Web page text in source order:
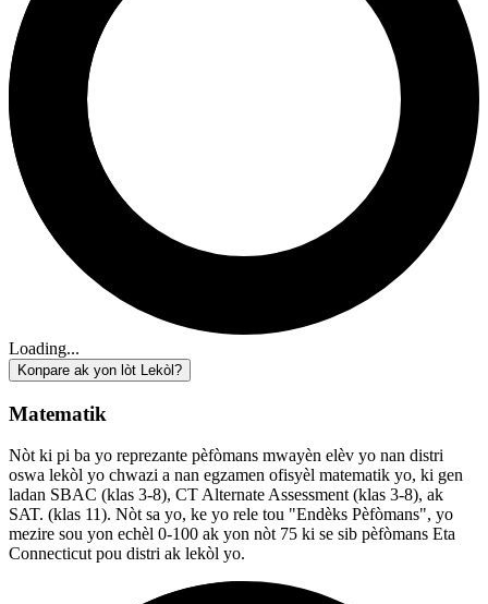
Loading...
Konpare ak yon lòt Lekòl?
Matematik
Nòt ki pi ba yo reprezante pèfòmans mwayèn elèv yo nan distri
oswa lekòl yo chwazi a nan egzamen ofisyèl matematik yo, ki gen
ladan SBAC (klas 3-8), CT Alternate Assessment (klas 3-8), ak
SAT. (klas 11). Nòt sa yo, ke yo rele tou "Endèks Pèfòmans", yo
mezire sou yon echèl 0-100 ak yon nòt 75 ki se sib pèfòmans Eta
Connecticut pou distri ak lekòl yo.